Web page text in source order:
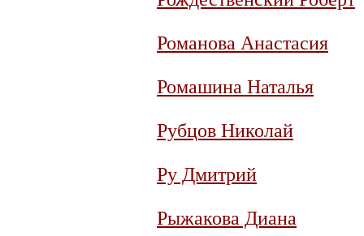
Романова Анастасия
Ромашина Наталья
Рубцов Николай
Ру Дмитрий
Рыжакова Диана